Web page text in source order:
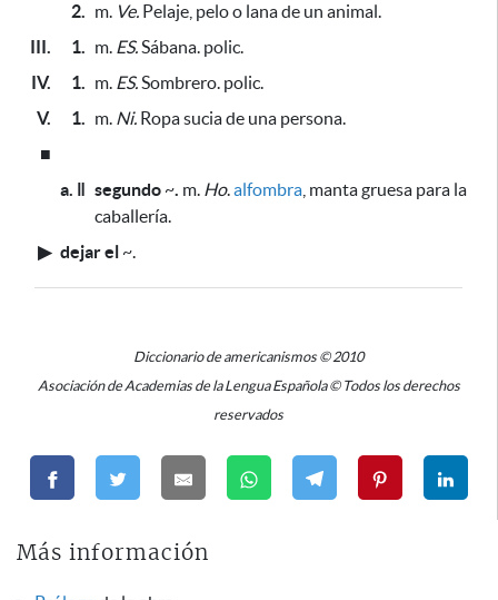
2. m. Ve. Pelaje, pelo o lana de un animal.
III.
1. m. ES.Sábana. polic.
IV.
1. m. ES.Sombrero. polic.
V.
1. m. Ni. Ropa sucia de una persona.
■
a. ǁ segundo ~. m. Ho.alfombra , manta gruesa para la
caballería.
▶ dejar el ~.
Diccionario de americanismos © 2010
Asociación de Academias de la Lengua Española © Todos los derechos
reservados
Más información